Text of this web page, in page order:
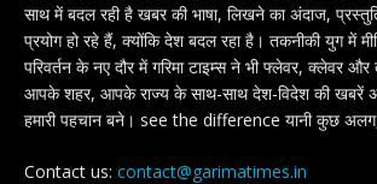
साथ में बदल रही है खबर की भाषा, लिखने का अंदाज,
प्रयोग हो रहे हैं, क्योंकि देश बदल रहा है। तकनीकी युग में
परिवर्तन के नए दौर में गरिमा टाइम्स ने भी फ्लेवर, क्लेवर
आपके शहर, आपके राज्य के साथ-साथ देश-विदेश की खबरें
हमारी पहचान बने। see the difference यानी कुछ
Contact us: contact@garimatimes.in